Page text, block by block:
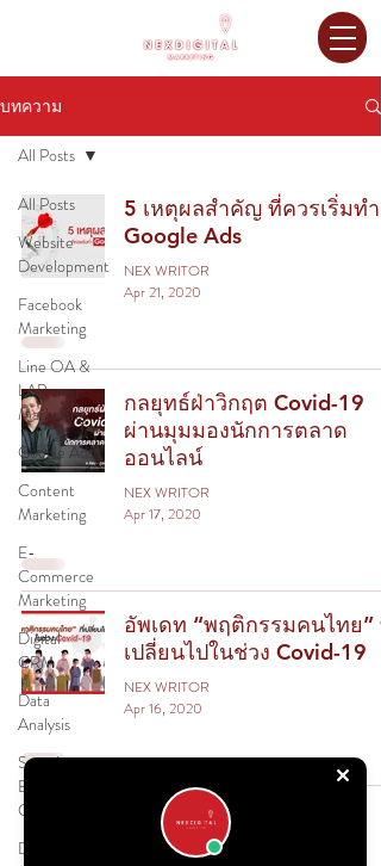
บทความ
All Posts
Website
Development
Facebook
Marketing
Line OA &
LAP
Marketing
Google Ads
Content
Marketing
E-
Commerce
Marketing
Digital
CRM
Data
Analysis
Search
Engine
Optimization
Digital
All Posts
5 เหตุผลสำคัญ ที่ควรเริ่มทำ
Google Ads
NEX WRITOR
Apr 21, 2020
กลยุทธ์ฝ่าวิกฤต Covid-19
ผ่านมุมมองนักการตลาด
ออนไลน์
NEX WRITOR
Apr 17, 2020
อัพเดท “พฤติกรรมคนไทย” ที่
เปลี่ยนไปในช่วง Covid-19
NEX WRITOR
Apr 16, 2020
9